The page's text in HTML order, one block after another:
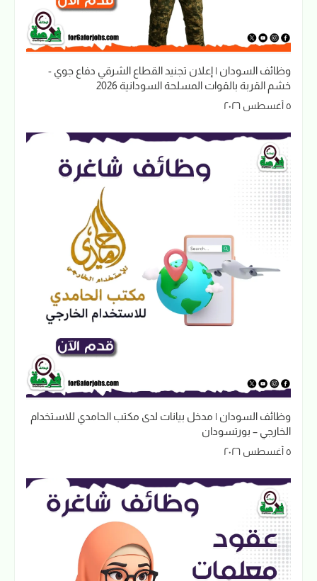
وظائف السودان | إعلان تجنيد القطاع الشرقي دفاع جوي -
خشم القربة بالقوات المسلحة السودانية 2026
٥ أغسطس ٢٠٢٦
وظائف السودان | مدخل بيانات لدى مكتب الحامدي للاستخدام
الخارجي – بورتسودان
٥ أغسطس ٢٠٢٦